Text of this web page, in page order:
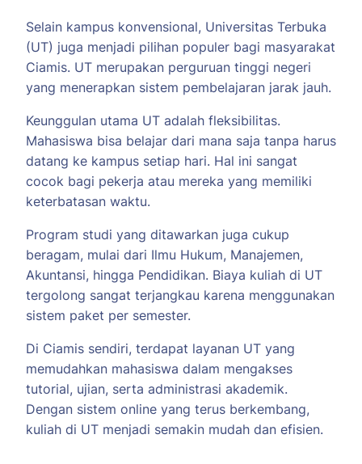
Selain kampus konvensional, Universitas Terbuka
(UT) juga menjadi pilihan populer bagi masyarakat
Ciamis. UT merupakan perguruan tinggi negeri
yang menerapkan sistem pembelajaran jarak jauh.
Keunggulan utama UT adalah fleksibilitas.
Mahasiswa bisa belajar dari mana saja tanpa harus
datang ke kampus setiap hari. Hal ini sangat
cocok bagi pekerja atau mereka yang memiliki
keterbatasan waktu.
Program studi yang ditawarkan juga cukup
beragam, mulai dari Ilmu Hukum, Manajemen,
Akuntansi, hingga Pendidikan. Biaya kuliah di UT
tergolong sangat terjangkau karena menggunakan
sistem paket per semester.
Di Ciamis sendiri, terdapat layanan UT yang
memudahkan mahasiswa dalam mengakses
tutorial, ujian, serta administrasi akademik.
Dengan sistem online yang terus berkembang,
kuliah di UT menjadi semakin mudah dan efisien.